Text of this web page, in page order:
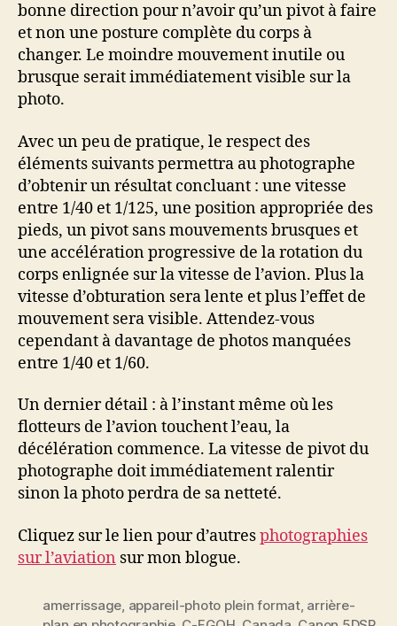
bonne direction pour n’avoir qu’un pivot à faire
et non une posture complète du corps à
changer. Le moindre mouvement inutile ou
brusque serait immédiatement visible sur la
photo.
Avec un peu de pratique, le respect des
éléments suivants permettra au photographe
d’obtenir un résultat concluant : une vitesse
entre 1/40 et 1/125, une position appropriée des
pieds, un pivot sans mouvements brusques et
une accélération progressive de la rotation du
corps enlignée sur la vitesse de l’avion. Plus la
vitesse d’obturation sera lente et plus l’effet de
mouvement sera visible. Attendez-vous
cependant à davantage de photos manquées
entre 1/40 et 1/60.
Un dernier détail : à l’instant même où les
flotteurs de l’avion touchent l’eau, la
décélération commence. La vitesse de pivot du
photographe doit immédiatement ralentir
sinon la photo perdra de sa netteté.
Cliquez sur le lien pour d’autresphotographies
sur l’aviation sur mon blogue.
amerrissage appareil-photo plein format, arrière-